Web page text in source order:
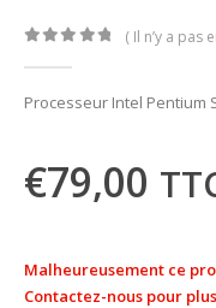
( Il n’y a pas
Processeur Intel Pentium
€79,00
Malheureusement ce
Contactez-nous pour